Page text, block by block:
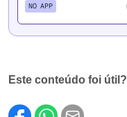
NO APP
Este conteúdo foi útil?